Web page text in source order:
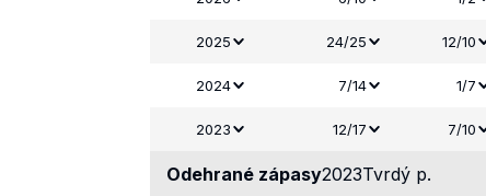
2025 24/25 12/10
2024 7/14 1/7
2023 12/17 7/10
Odehrané zápasy2023Tvrdý p.